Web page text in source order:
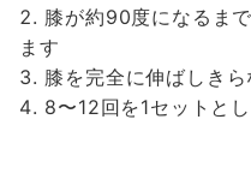
膝が約90度になるま
ます
膝を完全に伸ばしき
8〜12回を1セットと